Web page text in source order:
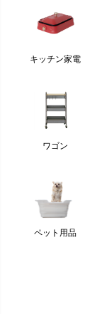
キッチン家電
ワゴン
ペット用品